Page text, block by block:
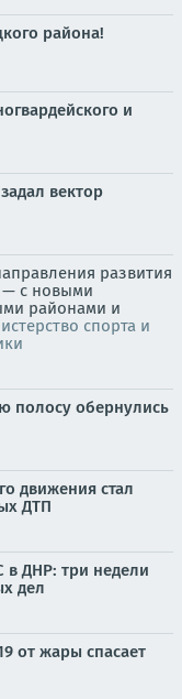
района!
и
вектор
развития
— с новыми
районами и
спорта и
полосу обернулись
движения стал
ДТП
в ДНР: три недели
дел
от жары спасает